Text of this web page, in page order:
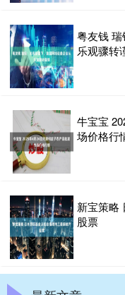
粤友钱
乐观骤转
牛宝宝
场价格行
新宝策略
股票